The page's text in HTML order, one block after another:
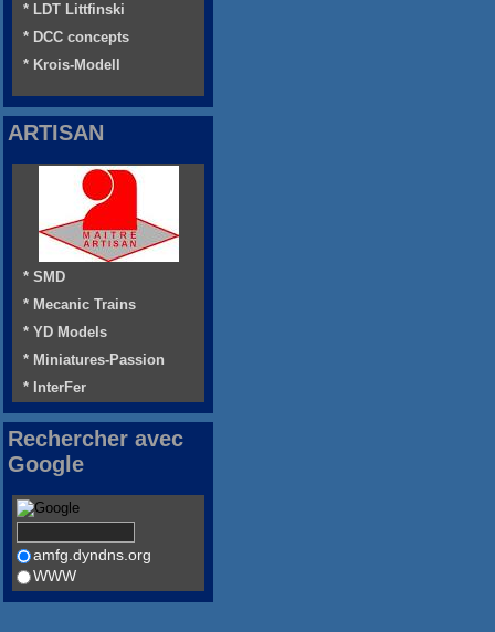
* LDT Littfinski
* DCC concepts
* Krois-Modell
ARTISAN
* SMD
* Mecanic Trains
* YD Models
* Miniatures-Passion
* InterFer
Rechercher avec
Google
amfg.dyndns.org
WWW